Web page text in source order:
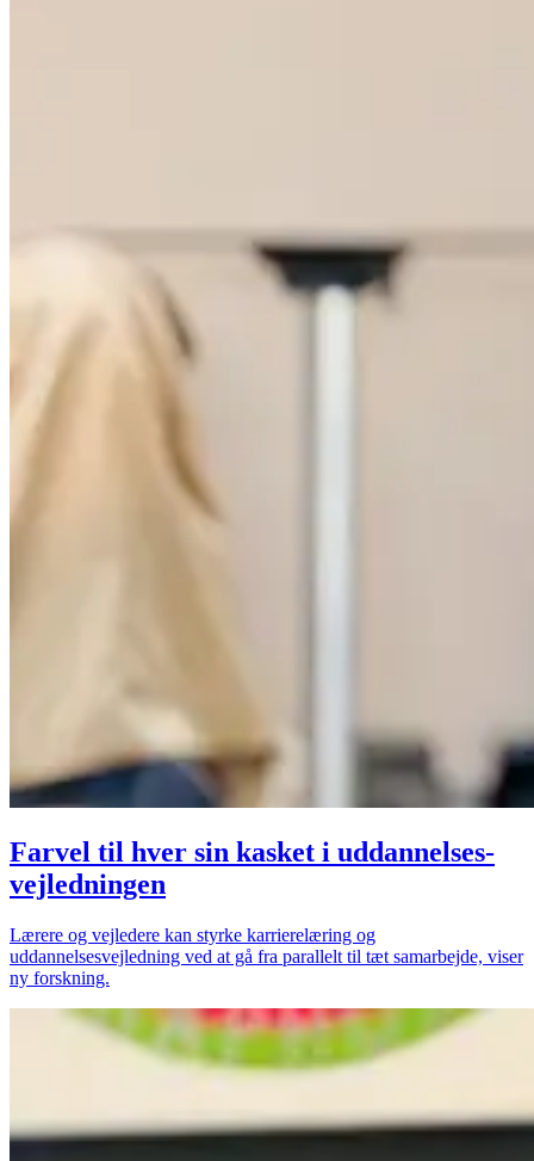
Farvel til hver sin kasket i uddannelses­
vejledningen
Lærere og vejledere kan styrke karrierelæring og
uddannelsesvejledning ved at gå fra parallelt til tæt samarbejde, viser
ny forskning.